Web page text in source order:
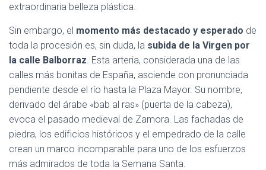
extraordinaria belleza plástica.
Sin embargo, el momento más destacado y esperado de
toda la procesión es, sin duda, la subida de la Virgen por
la calle Balborraz . Esta arteria, considerada una de las
calles más bonitas de España, asciende con pronunciada
pendiente desde el río hasta la Plaza Mayor. Su nombre,
derivado del árabe «bab al ras» (puerta de la cabeza),
evoca el pasado medieval de Zamora. Las fachadas de
piedra, los edificios históricos y el empedrado de la calle
crean un marco incomparable para uno de los esfuerzos
más admirados de toda la Semana Santa.